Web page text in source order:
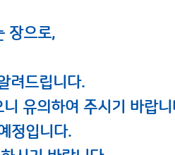
장으로,
려드립니다.
유의하여 주시기 바랍니
정입니다.